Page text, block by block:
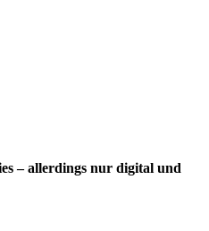
– allerdings nur digital und